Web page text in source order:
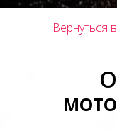
Вернуться